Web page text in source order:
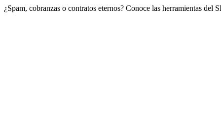
¿Spam, cobranzas o contratos eternos? Conoce las herramientas del